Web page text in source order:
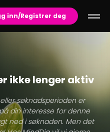
inn/Registrer deg
ikke lenger aktiv
søknadsperioden er
din interesse for denne
ned i søknaden. Men det